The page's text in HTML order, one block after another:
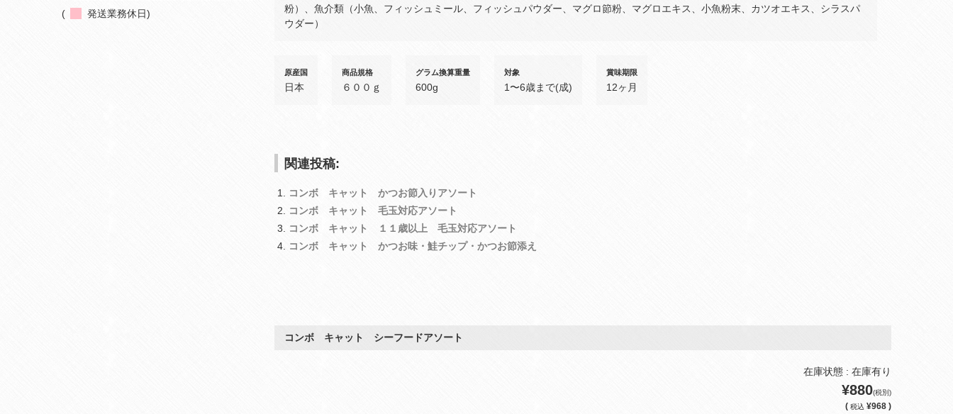
粉）、魚介類（小魚、フィッシュミール、フィッシュパウダー、マグロ節粉、マグロエキス、小魚粉末、カツオエキス、シラスパ
ウダー）
原産国
日本
商品規格
６００ｇ
グラム換算重量
600g
対象
1〜6歳まで(成)
賞味期限
12ヶ月
関連投稿:
コンボ キャット かつお節入りアソート
コンボ キャット 毛玉対応アソート
コンボ キャット １１歳以上 毛玉対応アソート
コンボ キャット かつお味・鮭チップ・かつお節添え
コンボ キャット シーフードアソート
在庫状態 : 在庫有り
¥880(税別)
( 税込 ¥968 )
( 発送業務休日)